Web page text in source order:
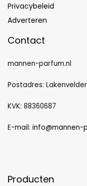
Privacybeleid
Adverteren
Contact
mannen-parfum.nl
Postadres:
KVK: 88360687
E-mail: info@mannen-
Producten